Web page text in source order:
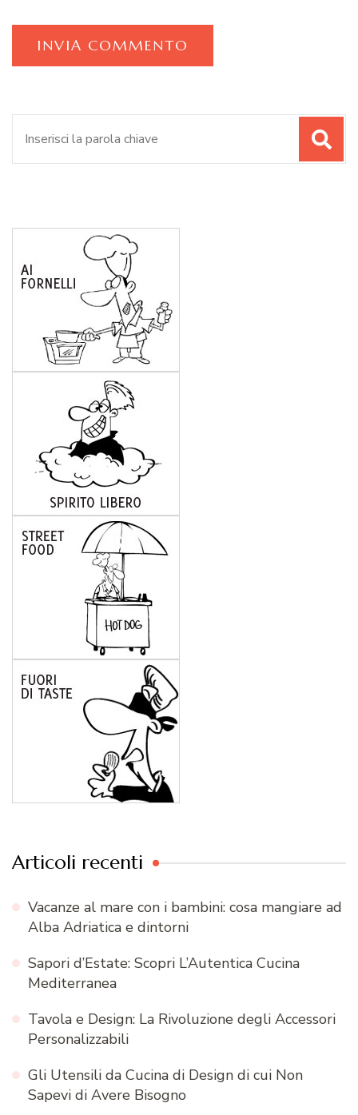
Articoli recenti
Vacanze al mare con i bambini: cosa mangiare ad
Alba Adriatica e dintorni
Sapori d’Estate: Scopri L’Autentica Cucina
Mediterranea
Tavola e Design: La Rivoluzione degli Accessori
Personalizzabili
Gli Utensili da Cucina di Design di cui Non
Sapevi di Avere Bisogno